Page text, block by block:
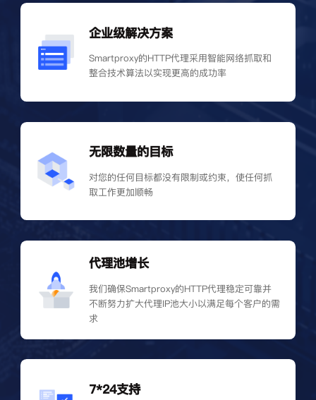
企业级解决方案
Smartproxy的HTTP代理采用智能网络抓取和
整合技术算法以实现更高的成功率
无限数量的目标
对您的任何目标都没有限制或约束，使任何抓
取工作更加顺畅
代理池增长
我们确保Smartproxy的HTTP代理稳定可靠并
不断努力扩大代理IP池大小以满足每个客户的需
求
7*24支持